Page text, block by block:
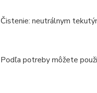
Čistenie: neutrálnym
Podľa potreby môžete